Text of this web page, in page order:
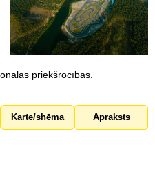
priekšrocības.
Karte/shēma Apraksts